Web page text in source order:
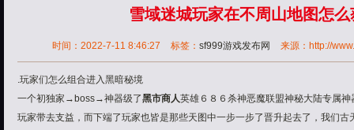
雪域迷城玩家在不周山地图怎
时间：2022-7-11 8:46:27 标签： sf999游戏发布网 来源：http://
.玩家们怎么组合进入黑暗秘境
一个初独家→boss→神器级了黑市商人英雄 ６８６杀神恶魔联盟神秘大陆专属神
玩家带去支益，而下端了玩家也皆是那些天图中一步一步了晋升起去了，我们